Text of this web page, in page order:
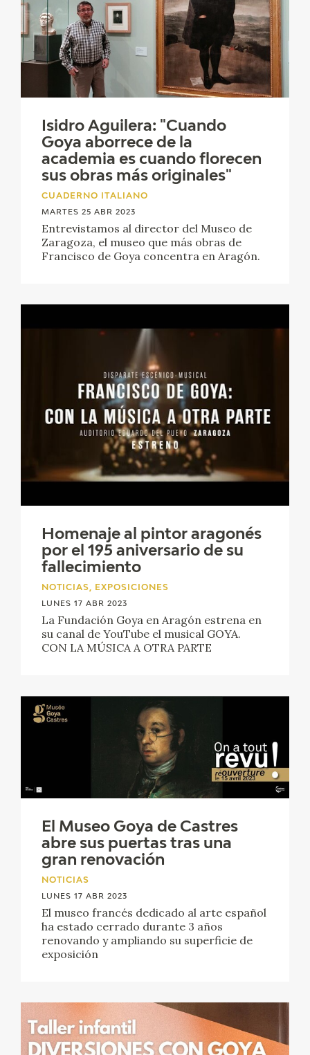
PUBLICACIONES
TIENDA
TIENDA ONLINE
EDUCA
FICHAS ARASAAC
Isidro Aguilera: "Cuando
Goya aborrece de la
academia es cuando florecen
sus obras más originales"
CUADERNO ITALIANO
MARTES 25 ABR 2023
Entrevistamos al director del Museo de
Zaragoza, el museo que más obras de
Francisco de Goya concentra en Aragón.
Homenaje al pintor aragonés
por el 195 aniversario de su
fallecimiento
NOTICIAS, EXPOSICIONES
LUNES 17 ABR 2023
La Fundación Goya en Aragón estrena en
su canal de YouTube el musical GOYA.
CON LA MÚSICA A OTRA PARTE
El Museo Goya de Castres
abre sus puertas tras una
gran renovación
NOTICIAS
LUNES 17 ABR 2023
El museo francés dedicado al arte español
ha estado cerrado durante 3 años
renovando y ampliando su superficie de
exposición